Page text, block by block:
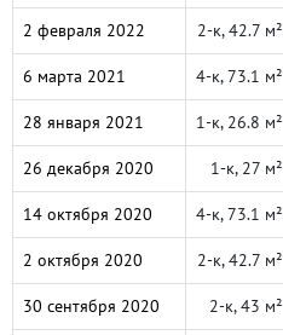
2 февраля 2022 2-к, 42.7 м²
6 марта 2021 4-к, 73.1 м²
28 января 2021 1-к, 26.8 м²
26 декабря 2020 1-к, 27 м²
14 октября 2020 4-к, 73.1 м²
2 октября 2020 2-к, 42.7 м²
30 сентября 2020 2-к, 43 м²